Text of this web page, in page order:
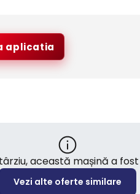
aplicatia
această mașină a
Vezi alte oferte similare